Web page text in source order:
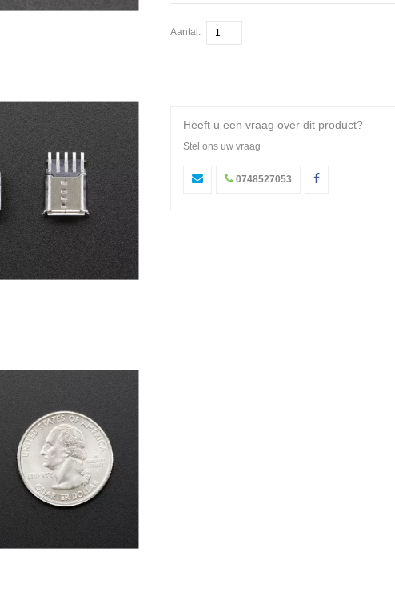
Aantal:
Heeft u een vraag over dit product?
Stel ons uw vraag
0748527053